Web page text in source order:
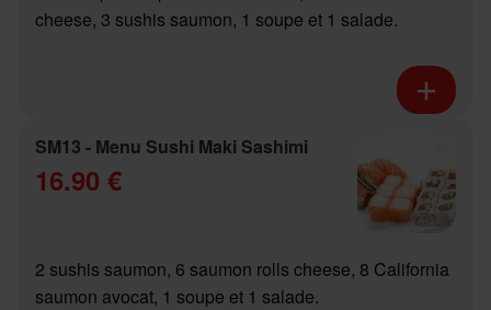
cheese, 3 sushis saumon, 1 soupe et 1 salade.
SM13 - Menu Sushi Maki Sashimi
16.90 €
2 sushis saumon, 6 saumon rolls cheese, 8 California
saumon avocat, 1 soupe et 1 salade.